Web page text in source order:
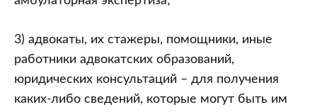
участники
уголовного
процесса.
Глава
3) адвокаты, их стажеры, помощники, иные
работники адвокатских образований,
юридических консультаций – для получения
каких-либо сведений, которые могут быть им